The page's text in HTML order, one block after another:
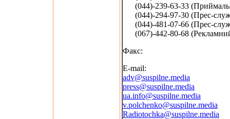
(044)-239-63-33
(044)-294-97-30 (Прес-
(044)-481-07-66 (Прес-
(067)-442-80-68 (Рекламний
Факс:
E-mail:
adv@suspilne.media
press@suspilne.media
ua.info@suspilne.media
v.polchenko@suspilne.media
Radiotochka@suspilne.media